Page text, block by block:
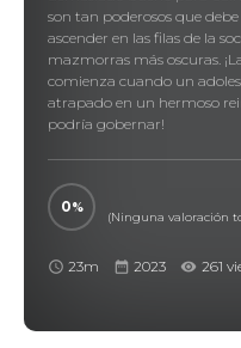
son tan poderosos que
ascender en las filas de la
mazmorras más oscuras.
comienza cuando un
atrapado en un hermoso
podría gobernar!
0
(Ninguna valoración
23m 2023 261